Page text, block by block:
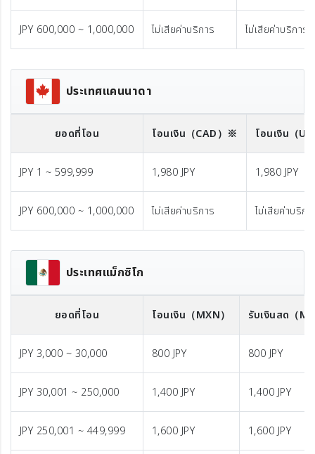
JPY 600,000 ~ 1,000,000 ไม่เสียค่าบริการ ไม่เสียค่าบริการ
ประเทศแคนนาดา
ยอดที่โอน โอนเงิน （CAD）※ โอนเงิน （
JPY 1 ~ 599,999 1,980 JPY 1,980 JPY
JPY 600,000 ~ 1,000,000 ไม่เสียค่าบริการ ไม่เสียค่าบริก
ประเทศแม็กซิโก
ยอดที่โอน โอนเงิน （MXN） รับเงินสด （
JPY 3,000 ~ 30,000 800 JPY 800 JPY
JPY 30,001 ~ 250,000 1,400 JPY 1,400 JPY
JPY 250,001 ~ 449,999 1,600 JPY 1,600 JPY